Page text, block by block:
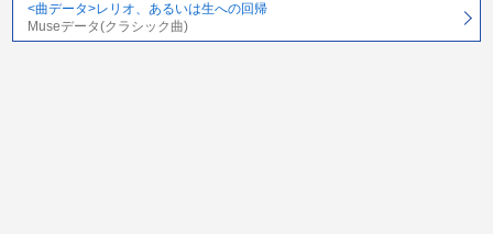
<曲データ>レリオ、あるいは生への回帰
Museデータ(クラシック曲)